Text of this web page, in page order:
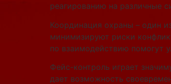
реагированию на различные
Координация охраны – один
минимизируют риски
по взаимодействию помогут
Фейс-контроль играет
дает возможность